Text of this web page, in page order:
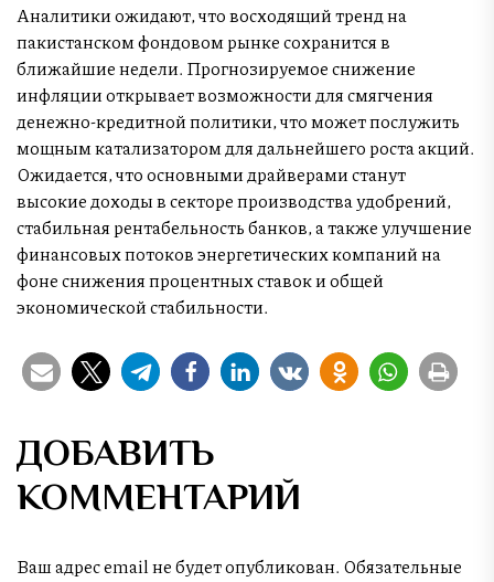
Аналитики ожидают, что восходящий тренд на
пакистанском фондовом рынке сохранится в
ближайшие недели. Прогнозируемое снижение
инфляции открывает возможности для смягчения
денежно-кредитной политики, что может послужить
мощным катализатором для дальнейшего роста акций.
Ожидается, что основными драйверами станут
высокие доходы в секторе производства удобрений,
стабильная рентабельность банков, а также улучшение
финансовых потоков энергетических компаний на
фоне снижения процентных ставок и общей
экономической стабильности.
ДОБАВИТЬ
КОММЕНТАРИЙ
Ваш адрес email не будет опубликован. Обязательные